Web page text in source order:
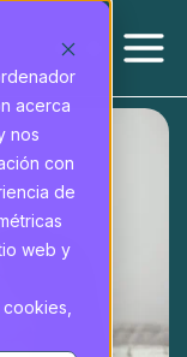
acerca
nos
con
de
web y